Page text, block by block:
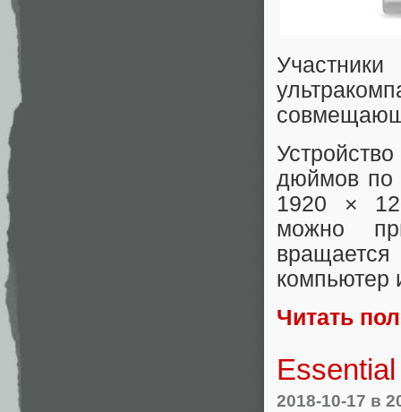
дюймов по
1920 ×
можно
компьютер
Читать
2018-10-17 в